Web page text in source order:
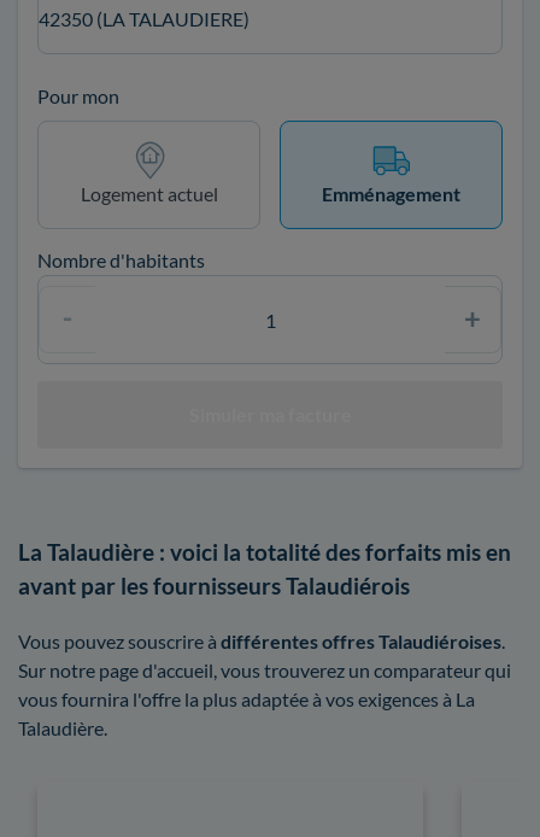
42350 (LA TALAUDIERE)
Pour mon
Logement actuel Emménagement
Nombre d'habitants
La Talaudière : voici la totalité des forfaits mis en
avant par les fournisseurs Talaudiérois
Vous pouvez souscrire à différentes offres Talaudiéroises
Sur notre page d'accueil, vous trouverez un comparateur qui
vous fournira l'offre la plus adaptée à vos exigences à La
Talaudière.